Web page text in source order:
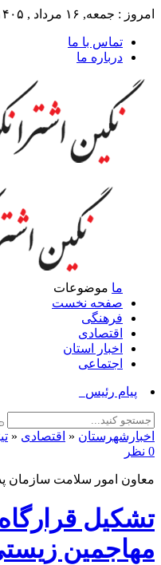
امروز : جمعه, ۱۶ مرداد , ۱۴۰۵
تماس با ما
درباره ما
ما موضوعات
صفحه نخست
فرهنگی
اقتصادی
اخبار استان
اجتماعی
پیام رئیس اداره ف_
اخبارشهرستان « اقتصادی «
0 نظر
معاون امور سلامت سازمان
تشکیل قرارگاه
مهاجمین